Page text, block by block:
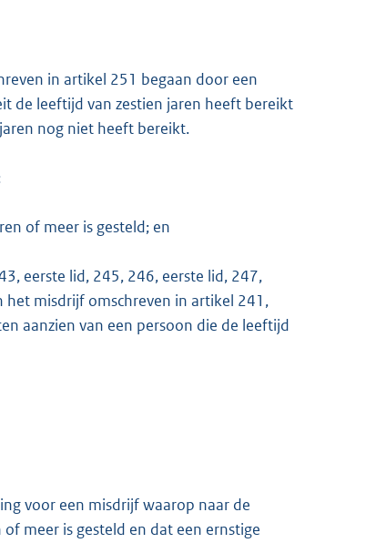
in artikel 251 begaan door een
de leeftijd van zestien jaren heeft bereikt
nog niet heeft bereikt.
of meer is gesteld; en
eerste lid, 245, 246, eerste lid, 247,
het misdrijf omschreven in artikel 241,
aanzien van een persoon die de leeftijd
voor een misdrijf waarop naar de
meer is gesteld en dat een ernstige